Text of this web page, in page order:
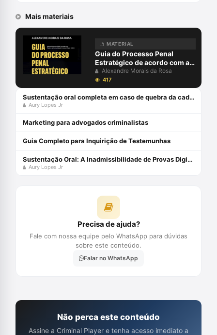
Mais materiais
MATERIAL
Guia do Processo Penal
Estratégico de acordo com a
Teoria dos Jogos e MCDA-C -
Edição 2021
Alexandre Morais da Rosa
417
Sustentação oral completa em caso de quebra da cadeia de custódia da prova digital com Aury Lopes Jr
Aury Lopes Jr
Marketing para advogados criminalistas
Guia Completo para Inquirição de Testemunhas
Sustentação Oral: A Inadmissibilidade de Provas Digitais Ilícitas no Processo Penal com Aury Lopes Jr
Aury Lopes Jr
Precisa de ajuda?
Fale com nossa equipe pelo WhatsApp para dúvidas
sobre este conteúdo.
Falar no WhatsApp
Não perca este conteúdo
Assine a Criminal Player e tenha acesso imediato a